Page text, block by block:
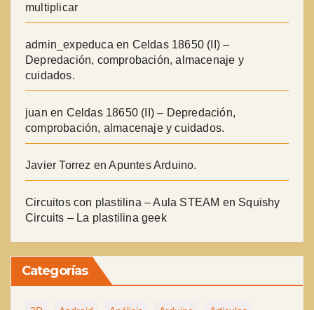
multiplicar
admin_expeduca en Celdas 18650 (II) –
Depredación, comprobación, almacenaje y
cuidados.
juan en Celdas 18650 (II) – Depredación,
comprobación, almacenaje y cuidados.
Javier Torrez enApuntes Arduino.
Circuitos con plastilina – Aula STEAM en Squishy
Circuits – La plastilina geek
Categorías